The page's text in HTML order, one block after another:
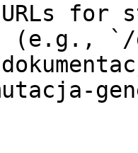
for
(e.g., `/